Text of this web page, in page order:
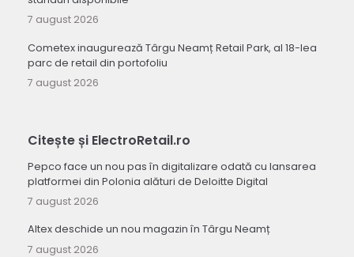
7 august 2026
Cometex inaugurează Târgu Neamț Retail Park, al 18-lea
parc de retail din portofoliu
7 august 2026
Citește și ElectroRetail.ro
Pepco face un nou pas în digitalizare odată cu lansarea
platformei din Polonia alături de Deloitte Digital
7 august 2026
Altex deschide un nou magazin în Târgu Neamț
7 august 2026